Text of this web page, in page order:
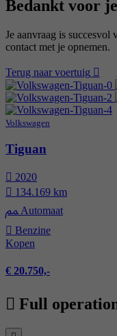
Bedankt voor
Je aanvraag is
contact met je opnemen.
Terug naar voertuig
Volkswagen
Tiguan
2020
134.169 km
Automaat
Benzine
Kopen
€ 20.750,-
Full